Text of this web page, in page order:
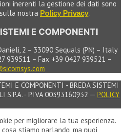
inerenti la gestione dei dati sono
nostra Policy Privacy.
E COMPONENTI
2 – 33090 Sequals (PN) – Italy
939511 – Fax +39 0427 939521 –
E COMPONENTI - BREDA SISTEMI
S.P.A. - P.IVA 00393160932 — POLICY
per migliorare la tua esperienza.
stiamo parlando, ma puoi